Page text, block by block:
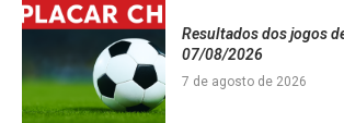
Resultados dos jogos
07/08/2026
7 de agosto de 2026